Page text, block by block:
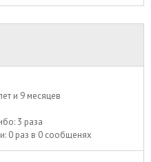
и 9 месяцев
3 раза
0 раз в 0 сообщенях